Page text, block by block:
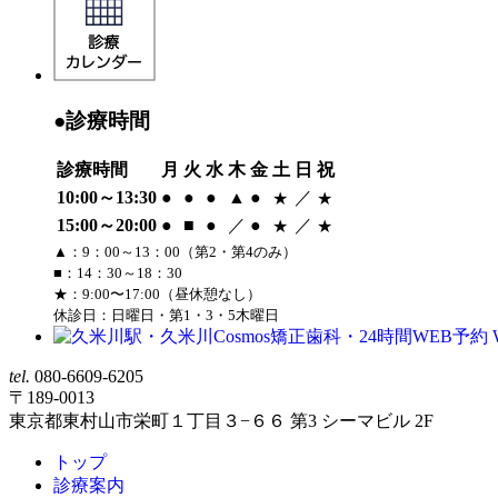
●診療時間
診療時間 月 火 水 木 金 土 日 祝
10:00～13:30 ● ● ● ▲ ● ★ ／ ★
15:00～20:00 ● ■ ● ／ ● ★ ／ ★
▲：9：00～13：00（第2・第4のみ）
■：14：30～18：30
★：9:00〜17:00（昼休憩なし）
休診日：日曜日・第1・3・5木曜日
tel. 080-6609-6205
〒189-0013
東京都東村山市栄町１丁目３−６６ 第3 シーマビル 2F
トップ
診療案内